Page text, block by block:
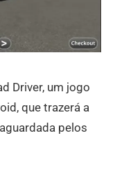
Driver, um jogo
que trazerá a
pelos